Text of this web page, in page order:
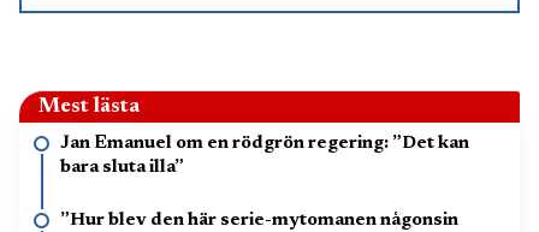
Mest lästa
Jan Emanuel om en rödgrön regering: ”Det kan
bara sluta illa”
”Hur blev den här serie-mytomanen någonsin